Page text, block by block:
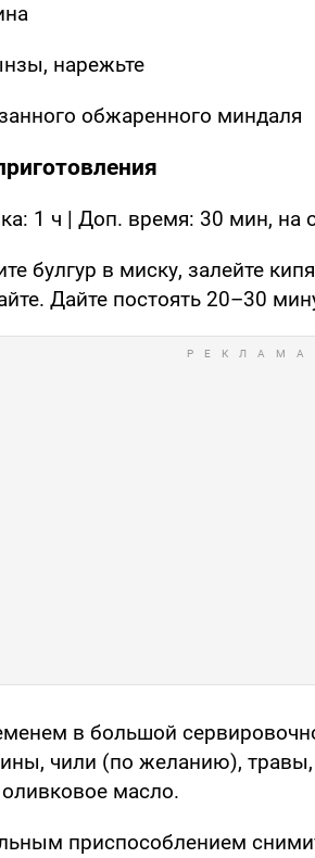
нарежьте
обжаренного миндаля
1 ч | Доп. время: 30 мин, на
булгур в миску, залейте
Дайте постоять 20–30
в большой
чили (по желанию), травы,
масло.
приспособлением